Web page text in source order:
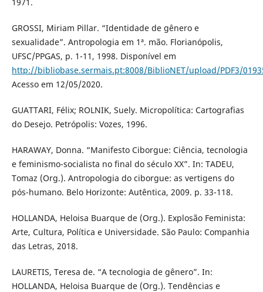
GROSSI, Miriam Pillar. “Identidade de gênero e
sexualidade”. Antropologia em 1ª. mão. Florianópolis,
UFSC/PPGAS, p. 1-11, 1998. Disponível em
http://bibliobase.sermais.pt:8008/BiblioNET/upload/PDF3/
Acesso em 12/05/2020.
GUATTARI, Félix; ROLNIK, Suely. Micropolítica: Cartografias
do Desejo. Petrópolis: Vozes, 1996.
HARAWAY, Donna. “Manifesto Ciborgue: Ciência, tecnologia
e feminismo-socialista no final do século XX”. In: TADEU,
Tomaz (Org.). Antropologia do ciborgue: as vertigens do
pós-humano. Belo Horizonte: Autêntica, 2009. p. 33-118.
HOLLANDA, Heloisa Buarque de (Org.). Explosão Feminista:
Arte, Cultura, Política e Universidade. São Paulo: Companhia
das Letras, 2018.
LAURETIS, Teresa de. “A tecnologia de gênero”. In:
HOLLANDA, Heloisa Buarque de (Org.). Tendências e